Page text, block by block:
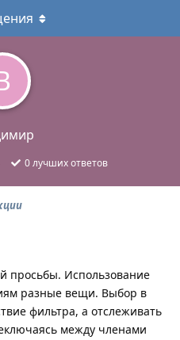
0лучших ответов
просьбы. Использование
разные вещи. Выбор в
фильтра, а отслеживать
между членами